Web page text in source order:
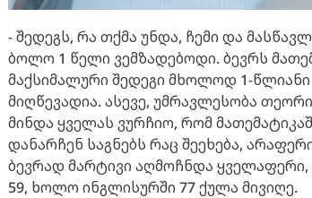
- შედეგს, რა თქმა უნდა, ჩემი და
ბოლო 1 წელი ვემზადებოდი. ბევრს
მაქსიმალური შედეგი მხოლოდ 1-
მიღწევადია. ასევე, უმრავლესობა
მინდა ყველას ვურჩიო, რომ
დანარჩენ საგნებს რაც შეეხება,
ბევრად მარტივი აღმოჩნდა
59, ხოლო ინგლისურში 77 ქულა მივიღე.